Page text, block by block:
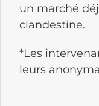
un marché
clandestine.
*Les
leurs